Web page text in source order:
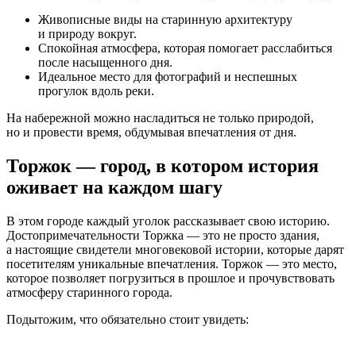
Живописные виды на старинную архитектуру
и природу вокруг.
Спокойная атмосфера, которая помогает расслабиться
после насыщенного дня.
Идеальное место для фотографий и неспешных
прогулок вдоль реки.
На набережной можно насладиться не только природой,
но и провести время, обдумывая впечатления от дня.
Торжок — город, в котором история
оживает на каждом шагу
В этом городе каждый уголок рассказывает свою историю.
Достопримечательности Торжка — это не просто здания,
а настоящие свидетели многовековой истории, которые дарят
посетителям уникальные впечатления. Торжок — это место,
которое позволяет погрузиться в прошлое и прочувствовать
атмосферу старинного города.
Подытожим, что обязательно стоит увидеть: